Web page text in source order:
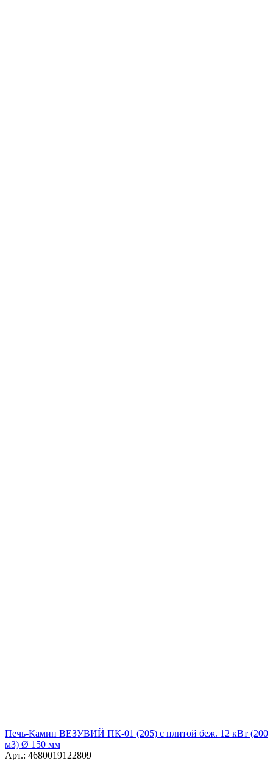
Печь-Камин ВЕЗУВИЙ ПК-01 (205) с плитой беж. 12 кВт (200
м3) Ø 150 мм
Арт.: 4680019122809